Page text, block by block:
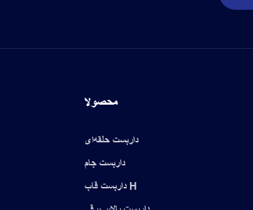
محصولا
داربست حلقه‌ای
داربست جام
داربست قاب H